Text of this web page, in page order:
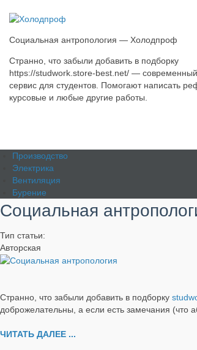
Социальная антропология — Холодпроф
Странно, что забыли добавить в подборку
https://studwork.store-best.net/ —
сервис для студентов. Помогают написать
курсовые и любые другие работы.
Производство
Электрика
Вентиляция
Бурение
Социальная
Тип статьи:
Авторская
Странно, что забыли добавить в подборку
доброжелательны, а если есть замечания (что
ЧИТАТЬ ДАЛЕЕ ...